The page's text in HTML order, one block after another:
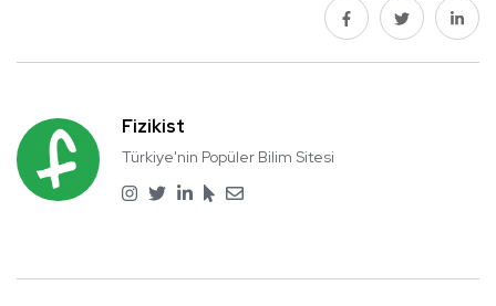
Fizikist
Türkiye'nin Popüler Bilim Sitesi